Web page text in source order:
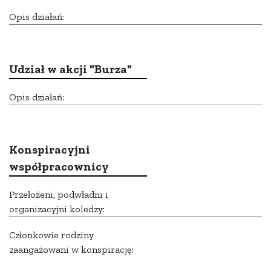
Opis działań:
Udział w akcji "Burza"
Opis działań:
Konspiracyjni
współpracownicy
Przełożeni, podwładni i
organizacyjni koledzy:
Członkowie rodziny
zaangażowani w konspirację: